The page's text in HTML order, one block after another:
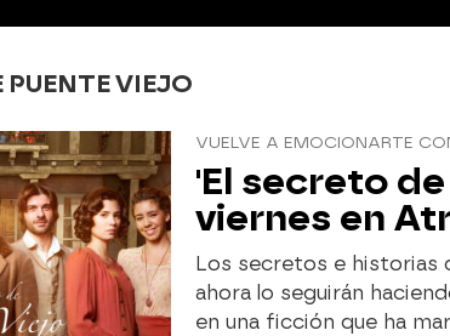
PUENTE VIEJO
VUELVE A EMOCIONARTE
'El secreto
viernes en
Los secretos e historias
ahora lo seguirán
en una ficción que ha